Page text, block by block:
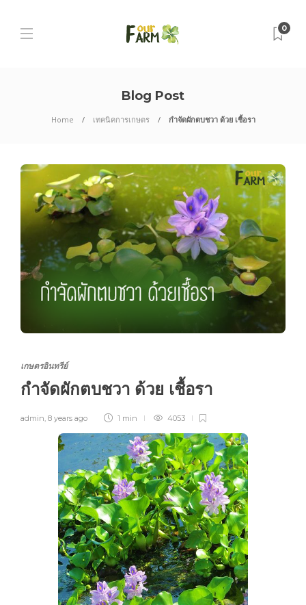
0
Blog Post
Home เทคนิคการเกษตร กำจัดผักตบชวา ด้วย เชื้อรา
เกษตรอินทรีย์
กำจัดผักตบชวา ด้วย เชื้อรา
admin 8 years ago 1 min 4053